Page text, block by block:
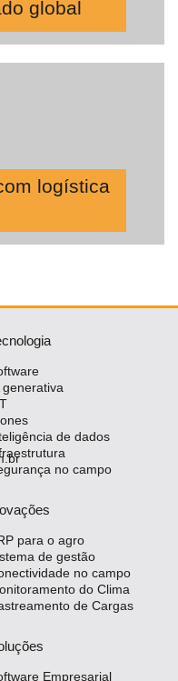
global
logística
generativa
de dados
no campo
para o agro
de gestão
no campo
do Clima
de Cargas
Empresarial